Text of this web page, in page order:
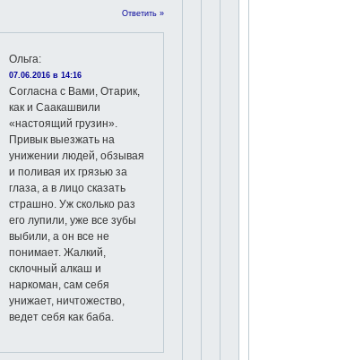
Ответить »
Ольга:
07.06.2016 в 14:16
Согласна с Вами, Отарик,
как и Саакашвили
«настоящий грузин».
Привык выезжать на
унижении людей, обзывая
и поливая их грязью за
глаза, а в лицо сказать
страшно. Уж сколько раз
его лупили, уже все зубы
выбили, а он все не
понимает. Жалкий,
склочный алкаш и
наркоман, сам себя
унижает, ничтожество,
ведет себя как баба.